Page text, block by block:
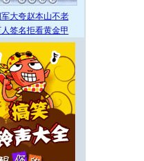
大夸赵本山不老
签名拒看黄金甲